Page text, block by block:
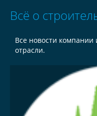
Всё о
Все новости
отрасли.